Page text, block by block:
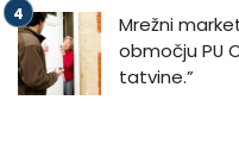
Mrežni
območju PU
tatvine.”